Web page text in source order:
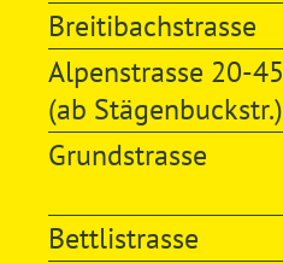
Breitibachstrasse
Alpenstrasse 20-45
(ab Stägenbuckstr.)
Grundstrasse
Bettlistrasse